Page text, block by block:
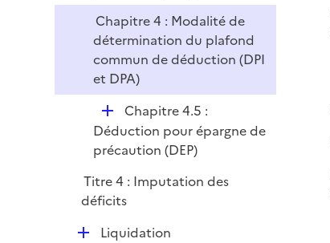
Chapitre 4 : Modalité de
détermination du plafond
commun de déduction (DPI
et DPA)
D
é
p
i
e
Chapitre 4.5 :
Déduction pour épargne de
précaution (DEP)
Titre 4 : Imputation des
déficits
DLiquidation